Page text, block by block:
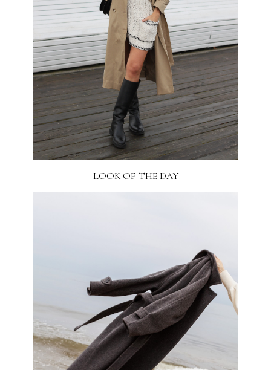
LOOK OF THE DAY